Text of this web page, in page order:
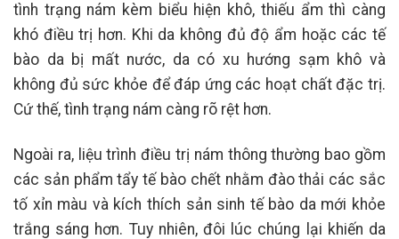
tình trạng nám kèm biểu hiện khô, thiếu ẩm thì càng
khó điều trị hơn. Khi da không đủ độ ẩm hoặc các tế
bào da bị mất nước, da có xu hướng sạm khô và
không đủ sức khỏe để đáp ứng các hoạt chất đặc trị.
Cứ thế, tình trạng nám càng rõ rệt hơn.
Ngoài ra, liệu trình điều trị nám thông thường bao gồm
các sản phẩm tẩy tế bào chết nhằm đào thải các sắc
tố xỉn màu và kích thích sản sinh tế bào da mới khỏe
trắng sáng hơn. Tuy nhiên, đôi lúc chúng lại khiến da